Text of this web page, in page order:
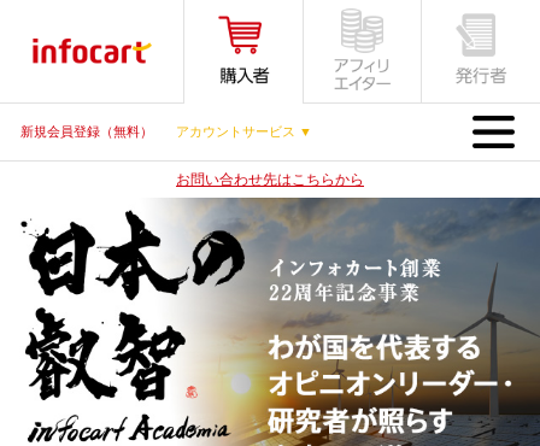
新規会員登録（無料） アカウントサービス ▼ MENU
お問い合わせ先はこちらから